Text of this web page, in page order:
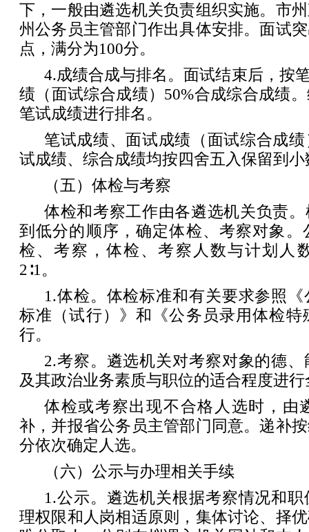
下，一般由遴选机关负责组织实施。市
州公务员主管部门作出具体安排。面试
点，满分为100分。
4.成绩合成与排名。面试结束后，按
绩（面试综合成绩）50%合成综合成绩
笔试成绩进行排名。
笔试成绩、面试成绩（面试综合成
试成绩、综合成绩均按四舍五入保留到
（五）体检与考察
体检和考察工作由各遴选机关负责
到低分的顺序，确定体检、考察对象。
检、考察，体检、考察人数与计划人
2∶1。
1.体检。体检标准和有关要求参照
标准（试行）》和《公务员录用体检特
行。
2.考察。遴选机关对考察对象的德
及其政治业务素质与职位的适合程度进
体检或考察出现不合格人选时，由
补，并报省公务员主管部门同意。递补
分依次确定人选。
（六）公示与办理相关手续
1.公示。遴选机关根据考察情况和
理权限和人岗相适原则，集体讨论、择